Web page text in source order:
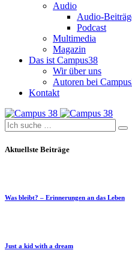
Audio
Audio-
Podcast
Multimedia
Magazin
Das ist Campus38
Wir über uns
Autoren bei
Kontakt
Aktuellste Beiträge
Was bleibt? – Erinnerungen an das Leben
Just a kid with a dream